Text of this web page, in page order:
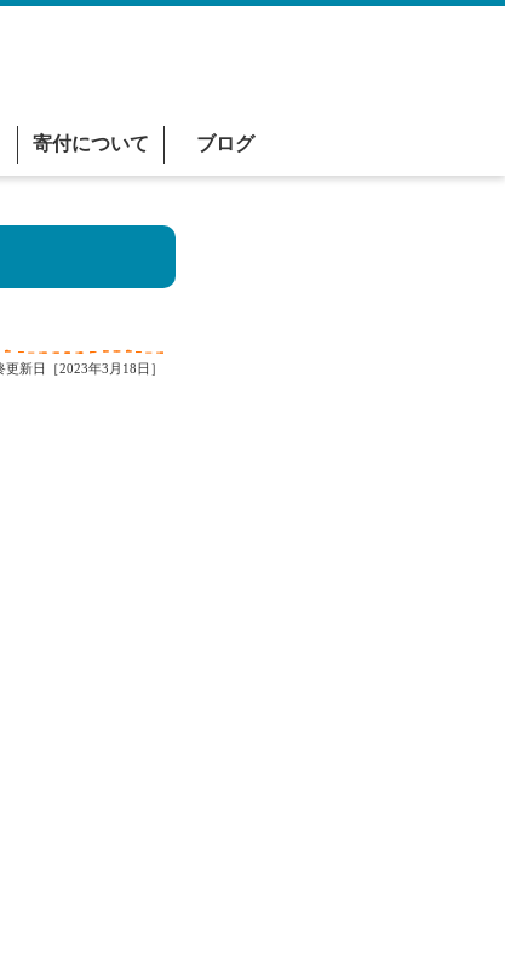
寄付について ブログ
更新日［2023年3月18日］